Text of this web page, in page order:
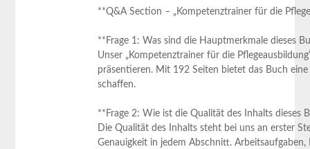
**Q&A Section – „Kompetenztrainer für die
**Frage 1: Was sind die Hauptmerkmale dieses
Unser „Kompetenztrainer für die
präsentieren. Mit 192 ‌Seiten bietet das Buch
schaffen.
**Frage 2: Wie ⁣ist die Qualität des Inhalts‌ dieses⁢
Die Qualität des Inhalts steht bei uns an erster
Genauigkeit in jedem ​Abschnitt.